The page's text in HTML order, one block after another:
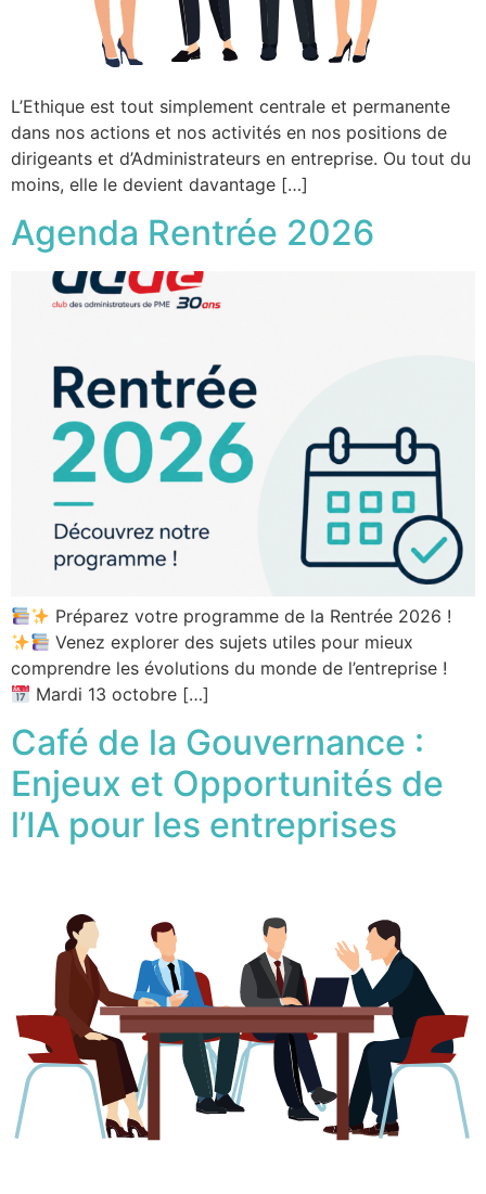
L’Ethique est tout simplement centrale et permanente
dans nos actions et nos activités en nos positions de
dirigeants et d’Administrateurs en entreprise. Ou tout du
moins, elle le devient davantage […]
Agenda Rentrée 2026
Préparez votre programme de la Rentrée 2026 !
Venez explorer des sujets utiles pour mieux
comprendre les évolutions du monde de l’entreprise !
Mardi 13 octobre […]
Café de la Gouvernance :
Enjeux et Opportunités de
l’IA pour les entreprises